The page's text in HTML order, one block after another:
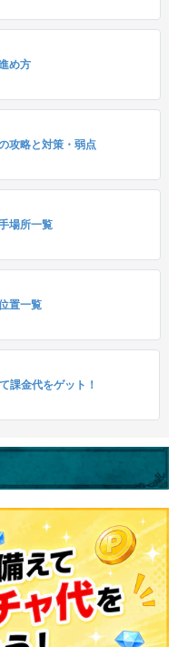
め方
攻略と対策・弱点
場所一覧
置一覧
課金代をゲット！